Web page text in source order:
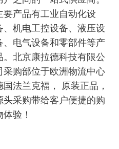
要产品有工业自动化设
、机电工控设备、液压设
、电气设备和零部件等产
。北京康拉德科技有限公
采购部位于欧洲物流中心
国法兰克福， 原装正品，
头采购带给客户便捷的购
体验！